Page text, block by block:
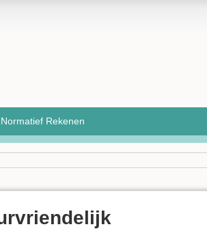
Normatief Rekenen